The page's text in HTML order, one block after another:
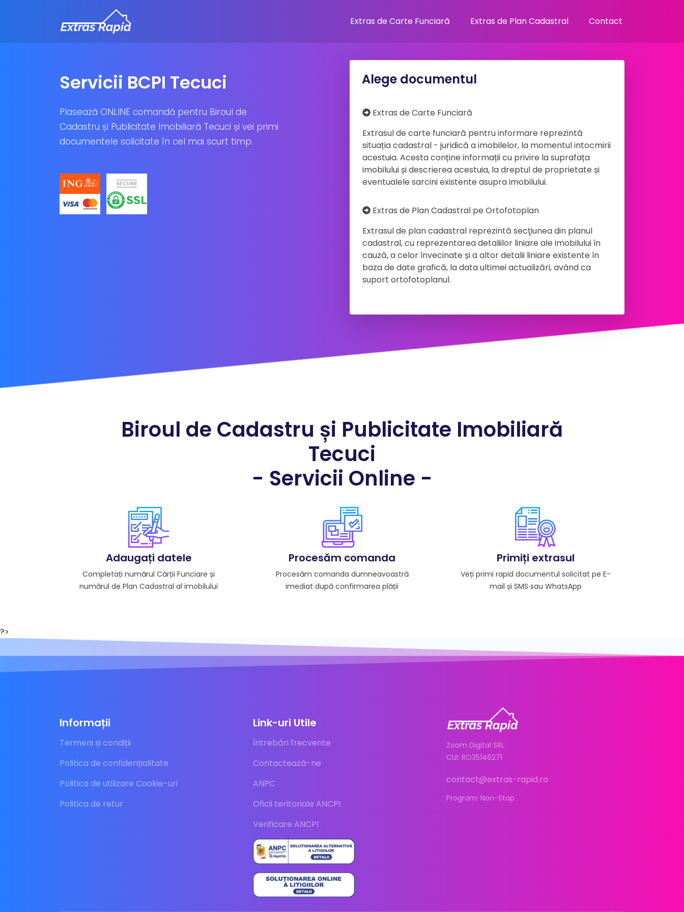
Extras de Carte Funciară Extras de Plan Cadastral Contact
Servicii BCPI Tecuci
Plasează ONLINE comandă pentru Biroul de
Cadastru și Publicitate Imobiliară Tecuci și vei primi
documentele solicitate în cel mai scurt timp.
Alege documentul
Extras de Carte Funciară
Extrasul de carte funciară pentru informare reprezintă
situația cadastral - juridică a imobilelor, la momentul intocmirii
acestuia. Acesta conține informații cu privire la suprafața
imobilului și descrierea acestuia, la dreptul de proprietate și
eventualele sarcini existente asupra imobilului.
Extras de Plan Cadastral pe Ortofotoplan
Extrasul de plan cadastral reprezintă secţiunea din planul
cadastral, cu reprezentarea detaliilor liniare ale imobilului în
cauză, a celor învecinate și a altor detalii liniare existente în
baza de date grafică, la data ultimei actualizări, având ca
suport ortofotoplanul.
Biroul de Cadastru și Publicitate Imobiliară
Tecuci
- Servicii Online -
Adaugați datele
Completați numărul Cărții Funciare și
numărul de Plan Cadastral al imobilului
Procesăm comanda
Procesăm comanda dumneavoastră
imediat după confirmarea plății
Primiți extrasul
Veți primi rapid documentul solicitat pe E-
mail și SMS sau WhatsApp
?>
Informații
Termeni și condiții
Politica de confidențialitate
Politica de utilizare Cookie-uri
Politica de retur
Link-uri Utile
Întrebări frecvente
Contactează-ne
ANPC
Oficii teritoriale ANCPI
Verificare ANCPI
Zoom Digital SRL
CUI: RO35146271
contact@extras-rapid.ro
Program: Non-Stop